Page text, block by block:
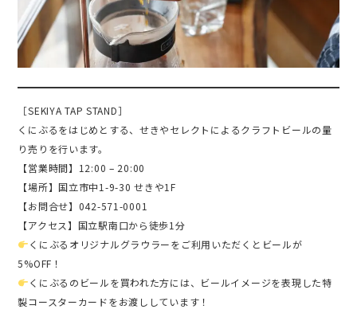
［SEKIYA TAP STAND］
くにぶるをはじめとする、せきやセレクトによるクラフトビールの量
り売りを行います。
【営業時間】12:00 – 20:00
【場所】国立市中1-9-30 せきや1F
【お問合せ】042-571-0001
【アクセス】国立駅南口から徒歩1分
くにぶるオリジナルグラウラーをご利用いただくとビールが
5%OFF！
くにぶるのビールを買われた方には、ビールイメージを表現した特
製コースターカードをお渡ししています！